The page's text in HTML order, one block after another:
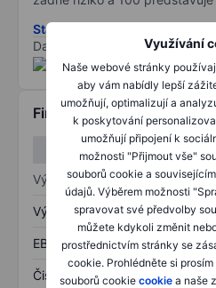
Využívání
Naše webové stránky
aby vám nabídly lepší
umožňují, optimalizují a
k poskytování
umožňují připojení k
možnosti "Přijmout vše"
souborů cookie a
údajů. Výběrem možnosti
spravovat své předvolby
můžete kdykoli změnit
prostřednictvím stránky se
cookie. Prohlédněte si
souborů cookie cookie a naše
Stáhněte si metodiku rizik ESG
Data poskytnuta od
Finanční informace
Výkaz zisku a ztráty
Výnos
EBITDA
Čistý příjem